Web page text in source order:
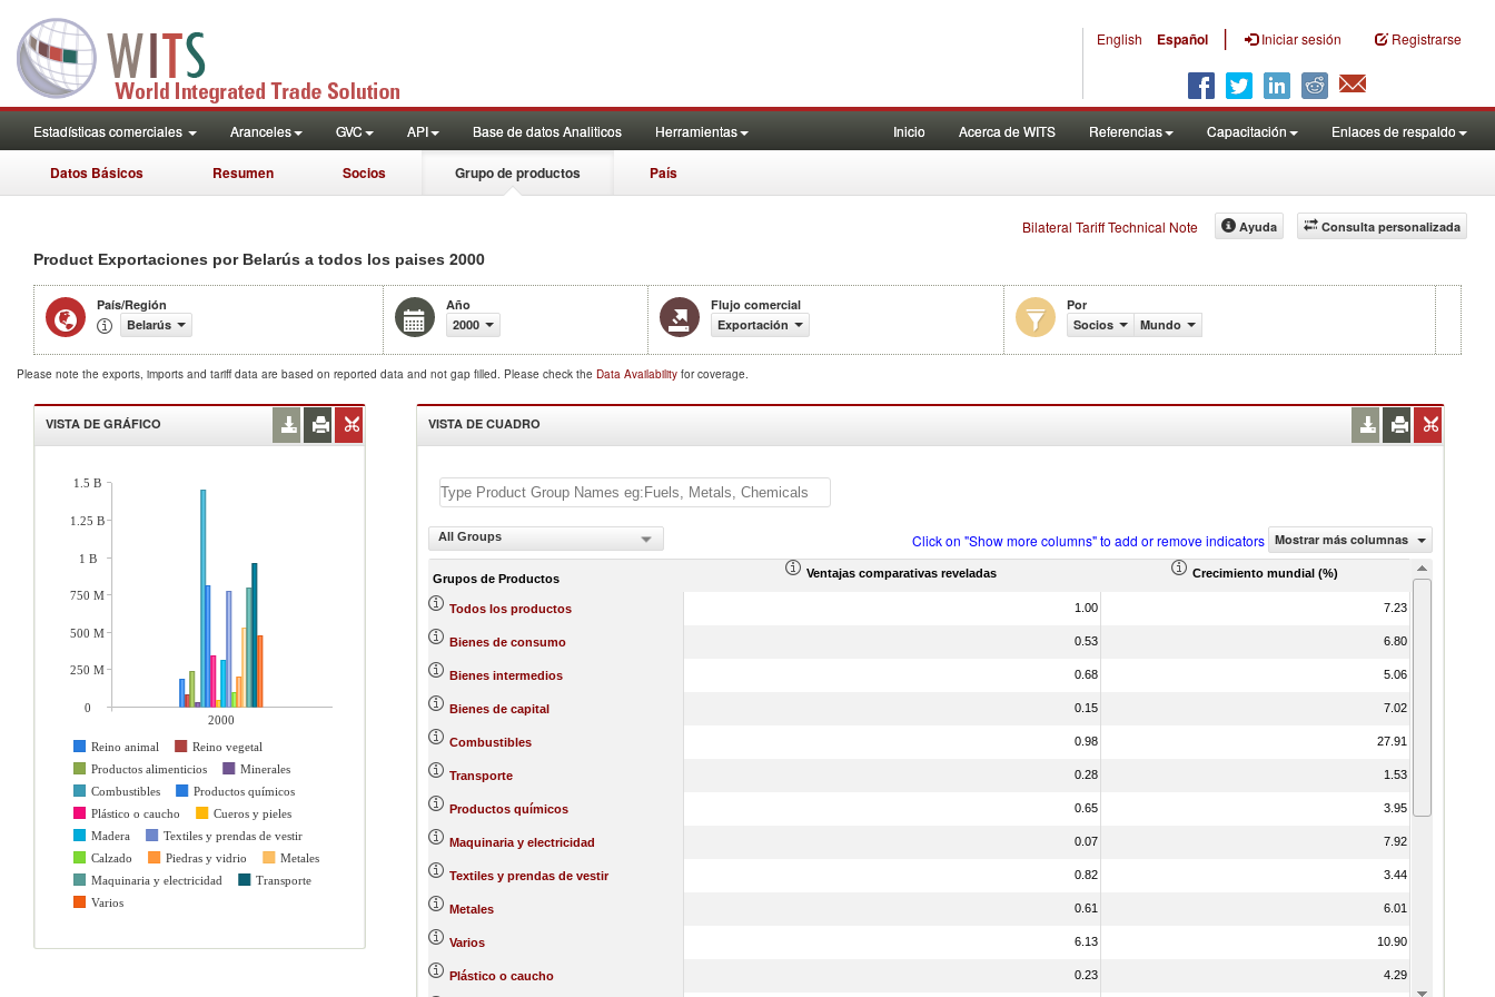
English Español | Iniciar sesión Registrarse
Estadísticas comerciales Aranceles GVC API Base de datos Analiticos Herramientas Inicio Acerca de WITS Referencias Capacitación Enlaces de respaldo
Datos Básicos Resumen Socios Grupo de productos País
Bilateral Tariff Technical Note Consulta personalizada
Ayuda
Product Exportaciones por Belarús a todos los paises 2000
País/Región
Belarús
Año
2000
Flujo comercial
Exportación
Por
Socios
Mundo
Please note the exports, imports and tariff data are based on reported data and not gap filled. Please check the Data Availability for coverage.
VISTA DE GRÁFICO
2000
Reino animal
Reino vegetal
Productos alimenticios
Minerales
Combustibles
Productos químicos
Plástico o caucho
Cueros y pieles
Madera
Textiles y prendas de vestir
Calzado
Piedras y vidrio
Metales
Maquinaria y electricidad
Transporte
Varios
1.5 B
1.25 B
1 B
750 M
500 M
250 M
0
VISTA DE CUADRO
All Groups Click on "Show more columns" to add or remove indicators Mostrar más columnas
Grupos de Productos Ventajas comparativas reveladas Crecimiento mundial (%)
Todos los productos 1.00 7.23
Bienes de consumo 0.53 6.80
Bienes intermedios 0.68 5.06
Bienes de capital 0.15 7.02
Combustibles 0.98 27.91
Transporte 0.28 1.53
Productos químicos 0.65 3.95
Maquinaria y electricidad 0.07 7.92
Textiles y prendas de vestir 0.82 3.44
Metales 0.61 6.01
Varios 6.13 10.90
Plástico o caucho 0.23 4.29